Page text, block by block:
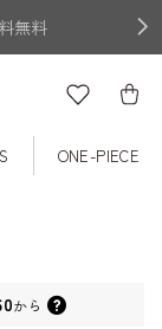
無料
ONE-PIECE
から